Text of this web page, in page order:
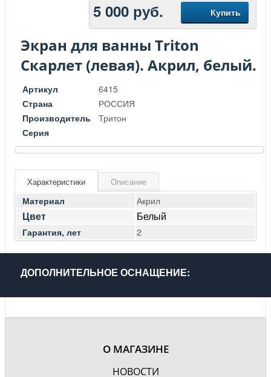
5 000 руб. Купить
Экран для ванны Triton
Скарлет (левая). Акрил, белый.
Артикул
6415
Страна
РОССИЯ
Производитель
Тритон
Серия
Характеристики Описание
Материал Акрил
Цвет Белый
Гарантия, лет 2
ДОПОЛНИТЕЛЬНОЕ ОСНАЩЕНИЕ:
О МАГАЗИНЕ
НОВОСТИ